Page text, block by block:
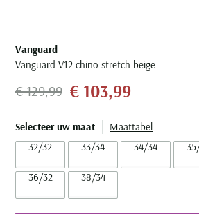
Vanguard
Vanguard V12 chino stretch beige
€ 129,99 € 103,99
Selecteer uw maat
Maattabel
32/32
33/34 34/34
36/32 38/34